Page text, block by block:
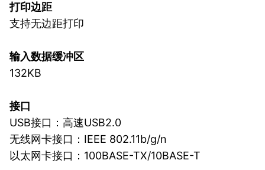
打印边距
支持无边距打印
输入数据缓冲区
132KB
接口
USB接口：高速USB2.0
无线网卡接口：IEEE 802.11b/g/n
以太网卡接口：100BASE-TX/10BASE-T